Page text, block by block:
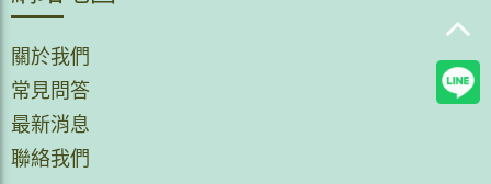
關於我們
常見問答
最新消息
聯絡我們